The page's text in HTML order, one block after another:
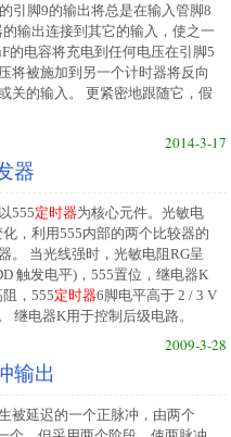
的引脚9的输出将总是在输入管脚8
输出连接到其它的输入，使之一
的电容将充电到任何电压在引脚5
将被施加到另一个计时器将反向
关的输入。 更紧密地跟随它，假
2014-3-17
器
555定时器为核心元件。光敏电
，利用555内部的两个比较器的
。 当光线强时，光敏电阻RG呈
触发电平)，555置位，继电器K
，555定时器6脚电平高于 2 / 3 V
继电器K用于控制后级电路。
2009-3-28
输出
被延迟的一个正脉冲，由两个